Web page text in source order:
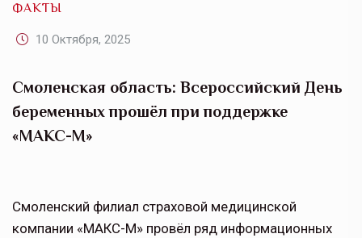
ФАКТЫ
10 Октября, 2025
Смоленская область: Всероссийский День
беременных прошёл при поддержке
«МАКС-М»
Смоленский филиал страховой медицинской
компании «МАКС-М» провёл ряд информационных